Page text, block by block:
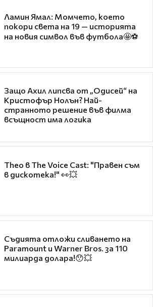
Ламин Ямал: Момчето, което
покори света на 19 — историята
на новия символ във футбола🤩⚽
Защо Ахил липсва от „Одисей“ на
Кристофър Нолън? Най-
странното решение във филма
всъщност има логика
Theo в The Voice Cast: "Правен съм
в дискотека!" 👀💥
Съдията отложи сливането на
Paramount и Warner Bros. за 110
милиарда долара!😯💥